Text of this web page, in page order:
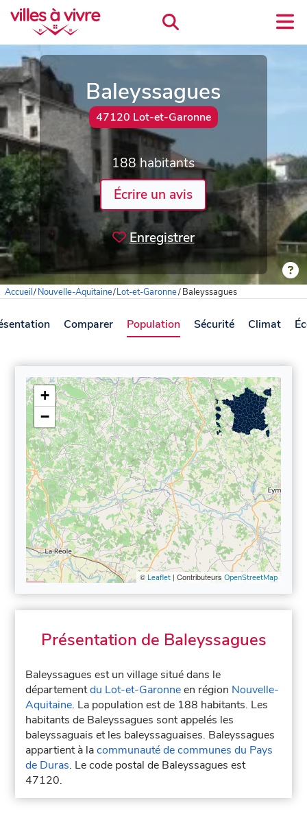
Baleyssagues
47120 Lot-et-Garonne
188 habitants
Écrire un avis
Enregistrer
Accueil/Nouvelle-Aquitaine/Lot-et-Garonne/Baleyssagues
Comparer Population Sécurité Climat
+
−
©Leaflet| Contributeurs OpenStreetMap
Présentation de Baleyssagues
Baleyssagues est un village situé dans le
départementdu Lot-et-Garonneen région Nouvelle-
Aquitaine. La population est de 188 habitants. Les
habitants de Baleyssagues sont appelés les
baleyssaguais et les baleyssaguaises. Baleyssagues
appartient à lacommunauté de communes du Pays
de Duras. Le code postal de Baleyssagues est
47120.